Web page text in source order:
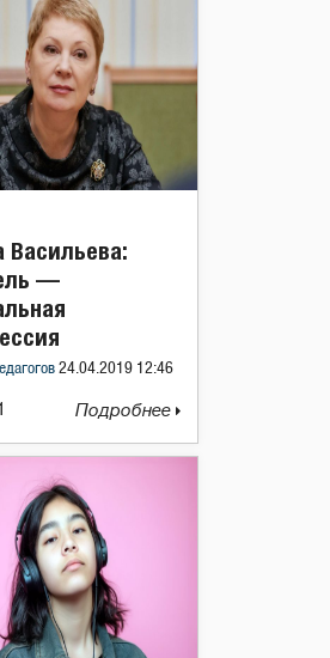
Васильева:
—
24.04.2019 12:46
Подробнее